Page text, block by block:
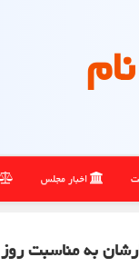
اخبار مجلس
به مناسبت